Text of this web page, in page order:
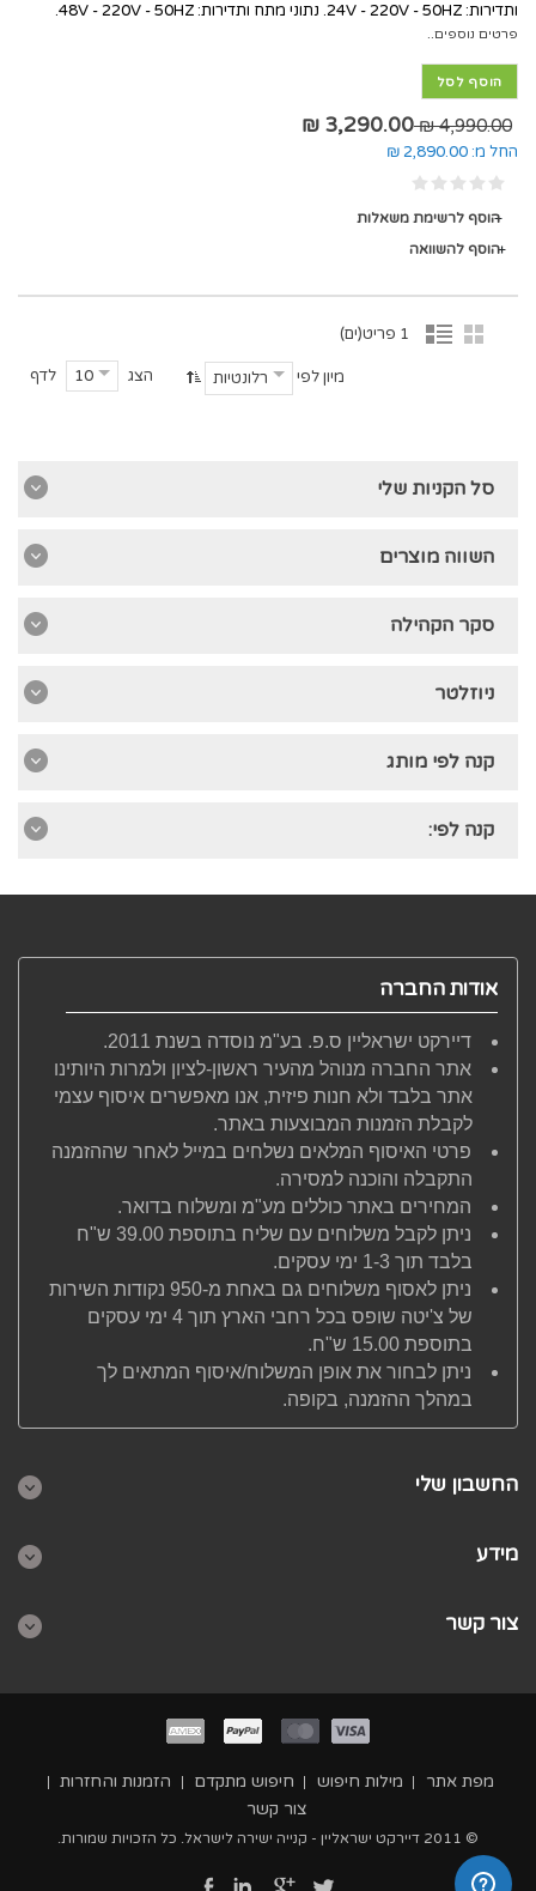
ותדירות: 24V - 220V - 50HZ. נתוני מתח ותדירות: 48V - 220V - 50HZ.
פרטים נוספים..
הוסף לסל
4,990.00 ₪
3,290.00 ₪
החל מ: 2,890.00 ₪
הוסף לרשימת משאלות
הוסף להשוואה
1 פריט(ים)
הצג 10 לדף מיון לפי רלונטיות
סל הקניות שלי
השווה מוצרים
סקר הקהילה
ניוזלטר
קנה לפי מותג
קנה לפי:
אודות החברה
דיירקט ישראליין ס.פ. בע"מ נוסדה בשנת 2011.
אתר החברה מנוהל מהעיר ראשון-לציון ולמרות היותינו
אתר בלבד ולא חנות פיזית, אנו מאפשרים איסוף עצמי
לקבלת הזמנות המבוצעות באתר.
פרטי האיסוף המלאים נשלחים במייל לאחר שההזמנה
התקבלה והוכנה למסירה.
המחירים באתר כוללים מע"מ ומשלוח בדואר.
ניתן לקבל משלוחים עם שליח בתוספת 39.00 ש"ח
בלבד תוך 1-3 ימי עסקים.
ניתן לאסוף משלוחים גם באחת מ-950 נקודות השירות
של צ'יטה שופס בכל רחבי הארץ תוך 4 ימי עסקים
בתוספת 15.00 ש"ח.
ניתן לבחור את אופן המשלוח/איסוף המתאים לך
במהלך ההזמנה, בקופה.
החשבון שלי
מידע
צור קשר
מפת אתר מילות חיפוש חיפוש מתקדם
הזמנות והחזרות
צור קשר
© 2011 דיירקט ישראליין - קנייה ישירה לישראל. כל הזכויות שמורות.